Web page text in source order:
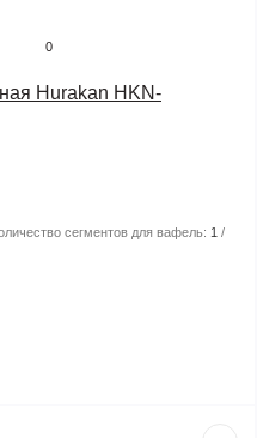
0
Hurakan HKN-
сегментов для вафель: 1